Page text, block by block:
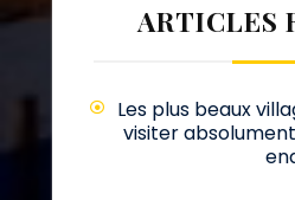
ARTICLES
Les plus beaux
visiter